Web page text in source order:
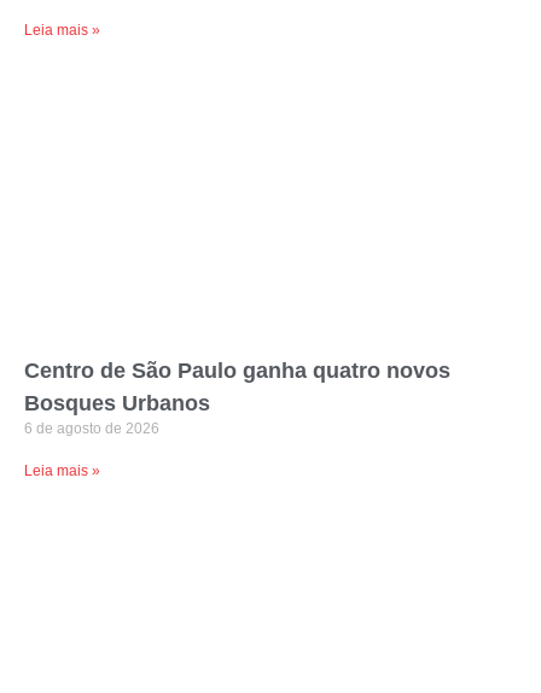
Leia mais »
Centro de São Paulo ganha quatro novos
Bosques Urbanos
6 de agosto de 2026
Leia mais »